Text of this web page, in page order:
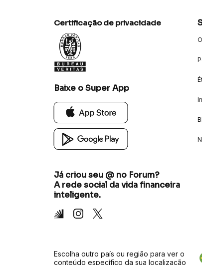
Certificação de privacidade
Baixe o Super App
Já criou seu @ no Forum?
A rede social da vida financeira
inteligente.
Inter Instagram
X
Escolha outro país ou região para ver o
conteúdo específico da sua localização